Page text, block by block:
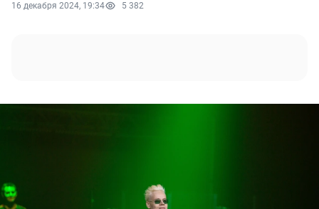
16 декабря 2024, 19:34 5 382